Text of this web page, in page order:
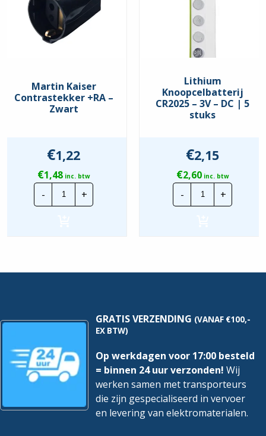
Martin Kaiser
Contrastekker +RA –
Zwart
€1,22
€1,48inc. btw
-
Martin
Kaiser
Contrastekker
+
Lithium
Knoopcelbatterij
CR2025 – 3V – DC | 5
stuks
€2,15
€2,60inc. btw
-
Lithium
CR2025
stuks
+
GRATIS VERZENDING (VANAF €100,-
EX BTW)
Op werkdagen voor 17:00 besteld
= binnen 24 uur verzonden! Wij
werken samen met transporteurs
die zijn gespecialiseerd in vervoer
en levering van elektromaterialen.